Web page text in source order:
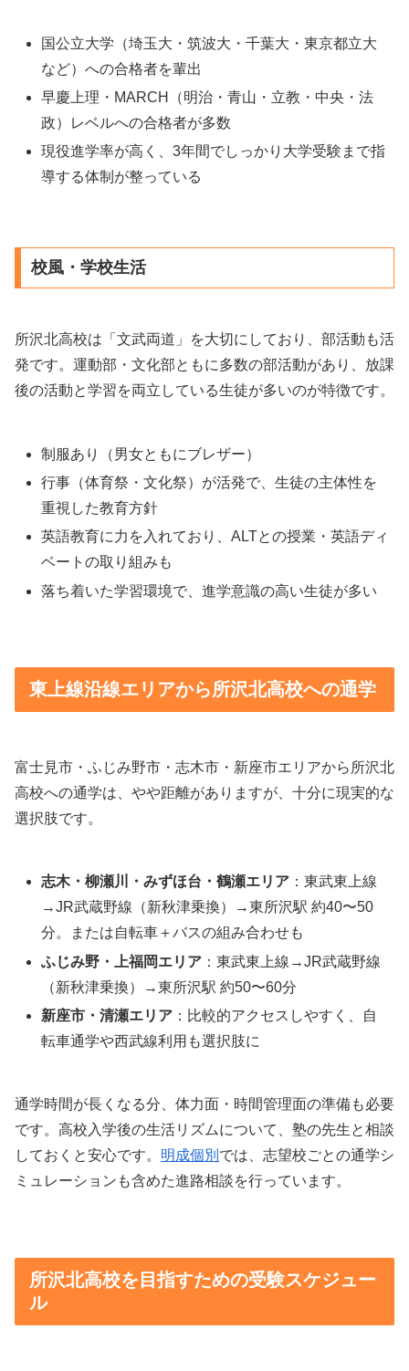
国公立大学（埼玉大・筑波大・千葉大・東京都立大
など）への合格者を輩出
早慶上理・MARCH（明治・青山・立教・中央・法
政）レベルへの合格者が多数
現役進学率が高く、3年間でしっかり大学受験まで指
導する体制が整っている
校風・学校生活
所沢北高校は「文武両道」を大切にしており、部活動も活
発です。運動部・文化部ともに多数の部活動があり、放課
後の活動と学習を両立している生徒が多いのが特徴です。
制服あり（男女ともにブレザー）
行事（体育祭・文化祭）が活発で、生徒の主体性を
重視した教育方針
英語教育に力を入れており、ALTとの授業・英語ディ
ベートの取り組みも
落ち着いた学習環境で、進学意識の高い生徒が多い
東上線沿線エリアから所沢北高校への通学
富士見市・ふじみ野市・志木市・新座市エリアから所沢北
高校への通学は、やや距離がありますが、十分に現実的な
選択肢です。
志木・柳瀬川・みずほ台・鶴瀬エリア ：東武東上線
→JR武蔵野線（新秋津乗換）→東所沢駅 約40〜50
分。または自転車＋バスの組み合わせも
ふじみ野・上福岡エリア ：東武東上線→JR武蔵野線
（新秋津乗換）→東所沢駅 約50〜60分
新座市・清瀬エリア ：比較的アクセスしやすく、自
転車通学や西武線利用も選択肢に
通学時間が長くなる分、体力面・時間管理面の準備も必要
です。高校入学後の生活リズムについて、塾の先生と相談
しておくと安心です。 明成個別 では、志望校ごとの通学シ
ミュレーションも含めた進路相談を行っています。
所沢北高校を目指すための受験スケジュー
ル